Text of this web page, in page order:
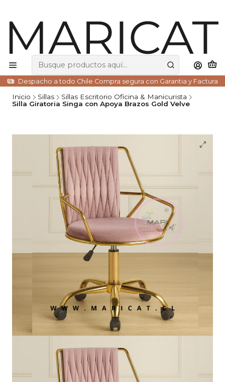
Despacho a todo Chile Compra segura con Garantia y Factura
Inicio Sillas
Sillas Escritorio Oficina & Manicurista
Silla Giratoria Singa con Apoya Brazos Gold Velve